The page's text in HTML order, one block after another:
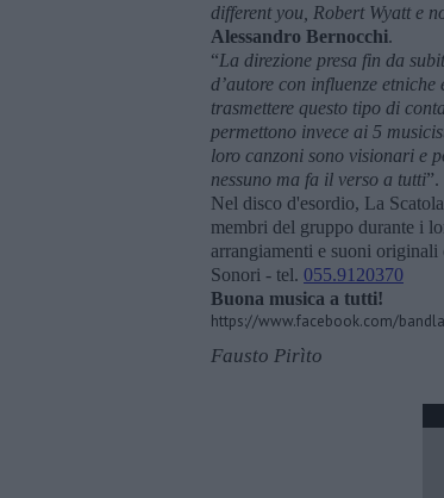
different you, Robert Wyatt e
Alessandro Bernocchi.
“La direzione presa fin da
d’autore con influenze
trasmettere questo tipo di
permettono invece ai 5
loro canzoni sono visionari e
nessuno ma fa il verso a tutti”.
Nel disco d'esordio, La
membri del gruppo durante i
arrangiamenti e suoni
Sonori - tel. 055.9120370
Buona musica a tutti!
https://www.facebook.com/
Fausto Pirìto